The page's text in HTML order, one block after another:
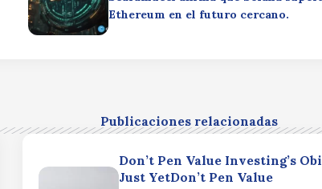
Ethereum en el futuro cercano.
Publicaciones relacionadas
Don’t Pen Value Investing’s
Just YetDon’t Pen Value